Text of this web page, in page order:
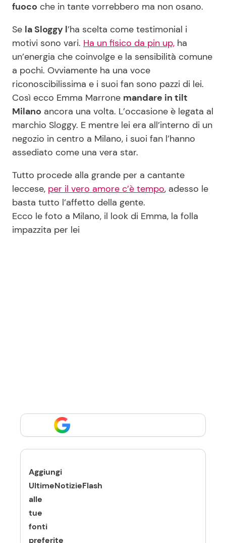
Viaggi e Turismo
Festività
Ricette Feste
Ricette per Bambini
Seguici
Info
Chi siamo
Disclaimer e Privacy
fuoco che in tante vorrebbero ma non osano.
Se la Sloggy l’ha scelta come testimonial i
motivi sono vari. Ha un fisico da pin up, ha
un’energia che coinvolge e la sensibilità comune
a pochi. Ovviamente ha una voce
riconoscibilissima e i suoi fan sono pazzi di lei.
Così ecco Emma Marrone mandare in tilt
Milano ancora una volta. L’occasione è legata al
marchio Sloggy. E mentre lei era all’interno di un
negozio in centro a Milano, i suoi fan l’hanno
assediato come una vera star.
Tutto procede alla grande per a cantante
leccese, per il vero amore c’è tempo, adesso le
basta tutto l’affetto della gente.
Ecco le foto a Milano, il look di Emma, la folla
impazzita per lei
Aggiungi
UltimeNotizieFlash
alle
tue
fonti
preferite